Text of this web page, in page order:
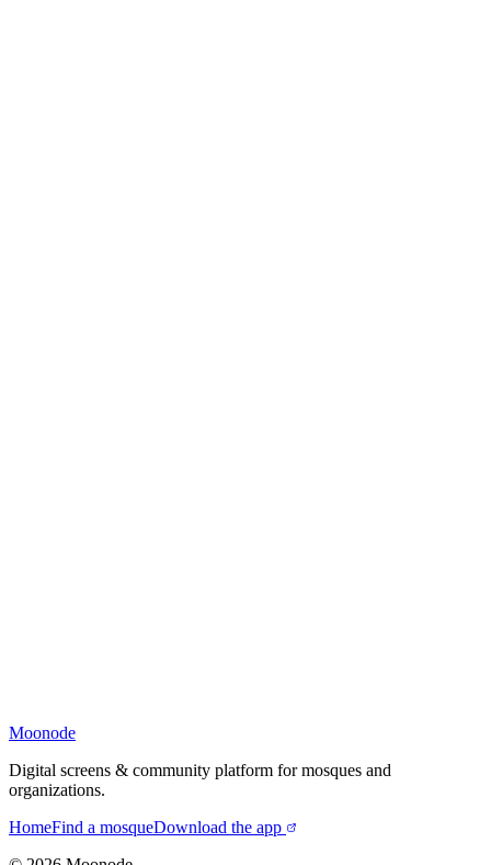
Moonode
Digital screens & community platform for mosques and
organizations.
HomeFind a mosqueDownload the app